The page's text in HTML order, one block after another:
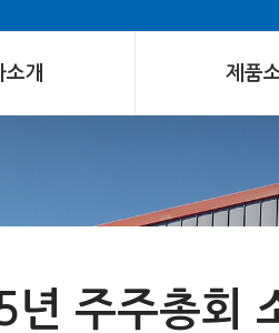
소개 제품
년 주주총회